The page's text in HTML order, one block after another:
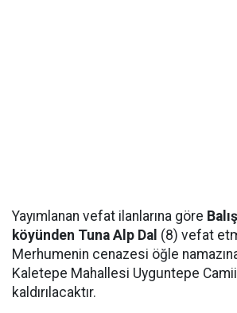
Yayımlanan vefat ilanlarına göre
köyünden Tuna Alp Dal (8) vefat
Merhumenin cenazesi öğle
Kaletepe Mahallesi Uyguntepe
kaldırılacaktır.